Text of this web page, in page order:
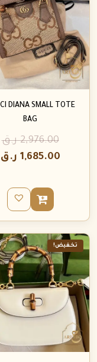
DIANA SMALL TOTE
BAG
2,976.00 ر.ق
1,685.00 ر.ق
تخفيض!